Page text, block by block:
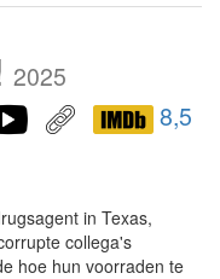
2025
8,5
in Texas,
collega's
hoe hun voorraden te